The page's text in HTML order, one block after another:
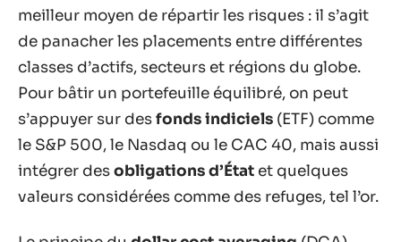
meilleur moyen de répartir les risques : il s’agit
de panacher les placements entre différentes
classes d’actifs, secteurs et régions du globe.
Pour bâtir un portefeuille équilibré, on peut
s’appuyer sur desfonds indiciels (ETF) comme
le S&P 500, le Nasdaq ou le CAC 40, mais aussi
intégrer desobligations d’État et quelques
valeurs considérées comme des refuges, tel l’or.